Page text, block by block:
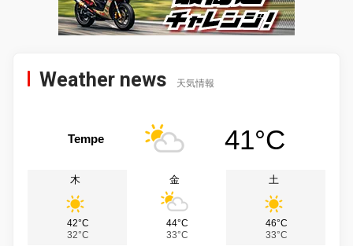
Weather news 天気情報
Tempe 41°C
木
42°C
32°C
金
44°C
33°C
土
46°C
33°C